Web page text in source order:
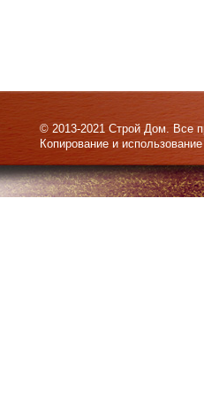
© 2013-2021 Строй Дом. Все
Копирование и